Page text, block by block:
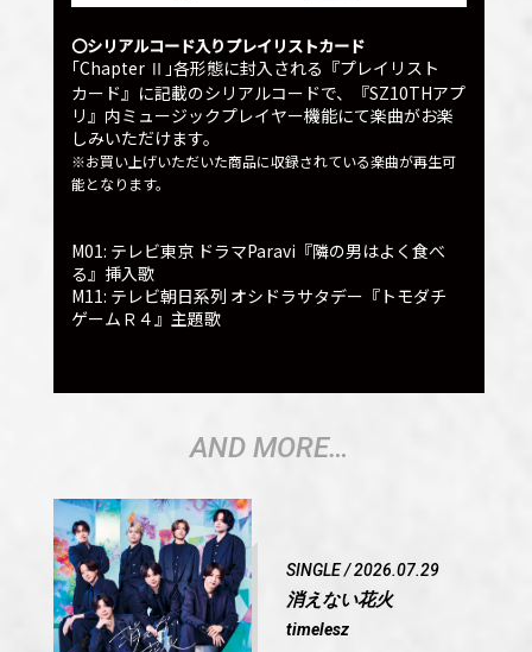
〇シリアルコード入りプレイリストカード
｢Chapter
｣各形態に封入される『プレイリスト
カード』に記載のシリアルコードで、『SZ10THアプ
リ』内ミュージックプレイヤー機能にて楽曲がお楽
しみいただけます。
※お買い上げいただいた商品に収録されている楽曲が再生可
能となります。
M01: テレビ東京 ドラマParavi『隣の男はよく食べ
る』挿入歌
M11: テレビ朝日系列 オシドラサタデー『トモダチ
ゲームＲ４』主題歌
AND MORE…
SINGLE / 2026.07.29
消えない花火
timelesz